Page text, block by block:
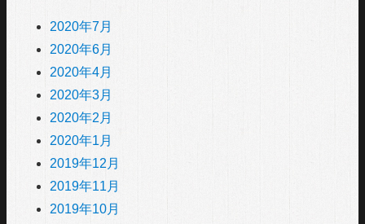
2020年7月
2020年6月
2020年4月
2020年3月
2020年2月
2020年1月
2019年12月
2019年11月
2019年10月